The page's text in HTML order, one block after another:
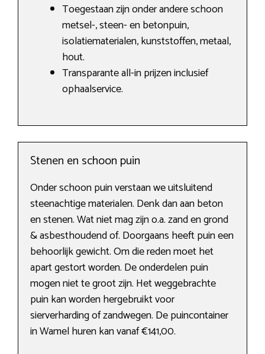
Toegestaan zijn onder andere schoon
metsel-, steen- en betonpuin,
isolatiematerialen, kunststoffen, metaal,
hout.
Transparante all-in prijzen inclusief
ophaalservice.
Stenen en schoon puin
Onder schoon puin verstaan we uitsluitend
steenachtige materialen. Denk dan aan beton
en stenen. Wat niet mag zijn o.a. zand en grond
& asbesthoudend of. Doorgaans heeft puin een
behoorlijk gewicht. Om die reden moet het
apart gestort worden. De onderdelen puin
mogen niet te groot zijn. Het weggebrachte
puin kan worden hergebruikt voor
sierverharding of zandwegen. De puincontainer
in Wamel huren kan vanaf €141,00.